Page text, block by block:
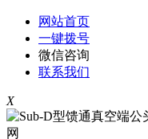
网站首页
一键拨号
微信咨询
联系我们
X